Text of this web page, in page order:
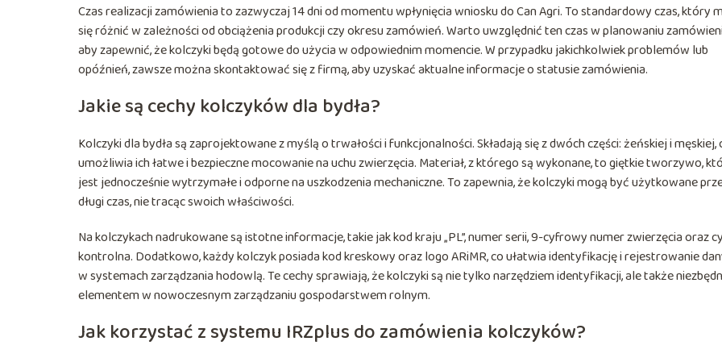
Czas realizacji zamówienia to zazwyczaj 14 dni od momentu wpłynięcia wniosku do Can Agri. To standardowy czas, który
się różnić w zależności od obciążenia produkcji czy okresu zamówień. Warto uwzględnić ten czas w planowaniu
aby zapewnić, że kolczyki będą gotowe do użycia w odpowiednim momencie. W przypadku jakichkolwiek problemów lub
opóźnień, zawsze można skontaktować się z firmą, aby uzyskać aktualne informacje o statusie zamówienia.
Jakie są cechy kolczyków dla bydła?
Kolczyki dla bydła są zaprojektowane z myślą o trwałości i funkcjonalności. Składają się z dwóch części: żeńskiej i męskiej,
umożliwia ich łatwe i bezpieczne mocowanie na uchu zwierzęcia. Materiał, z którego są wykonane, to giętkie tworzywo,
jest jednocześnie wytrzymałe i odporne na uszkodzenia mechaniczne. To zapewnia, że kolczyki mogą być użytkowane
długi czas, nie tracąc swoich właściwości.
Na kolczykach nadrukowane są istotne informacje, takie jak kod kraju „PL”, numer serii, 9-cyfrowy numer zwierzęcia oraz
kontrolna. Dodatkowo, każdy kolczyk posiada kod kreskowy oraz logo ARiMR, co ułatwia identyfikację i rejestrowanie
w systemach zarządzania hodowlą. Te cechy sprawiają, że kolczyki są nie tylko narzędziem identyfikacji, ale także
elementem w nowoczesnym zarządzaniu gospodarstwem rolnym.
Jak korzystać z systemu IRZplus do zamówienia kolczyków?